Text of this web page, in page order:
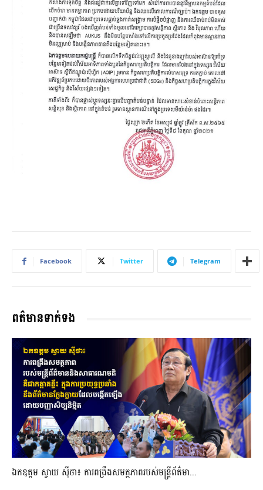
Facebook Twitter Telegram
ពត៌មានទាក់ទង
ឯកឧត្តម ស្វាយ ស៊ីថា៖ ការពង្រឹងសមត្ថភាពរបស់មន្ត្រីព័ត៌មា...